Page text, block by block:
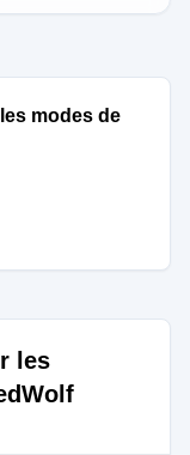
modes de
les